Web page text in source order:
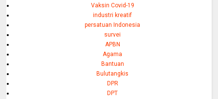
Vaksin Covid-19
industri kreatif
persatuan Indonesia
survei
APBN
Agama
Bantuan
Bulutangkis
DPR
DPT